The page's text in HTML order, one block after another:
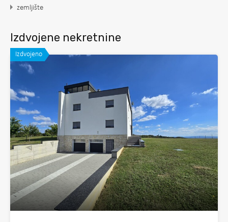
zemljište
Izdvojene nekretnine
Izdvojeno